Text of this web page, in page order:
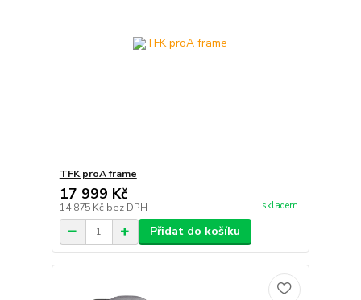
TFK proA frame
17 999 Kč
14 875 Kč bez DPH skladem
Přidat do košíku